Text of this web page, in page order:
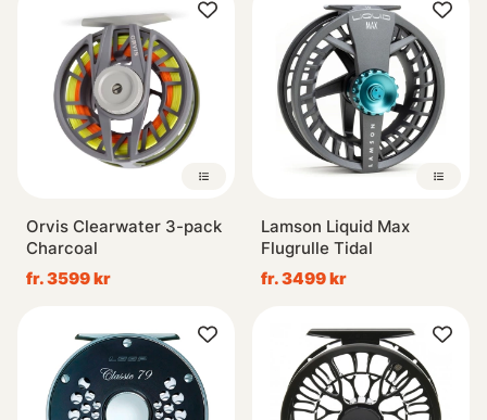
Orvis Clearwater 3-pack
Charcoal
fr. 3599 kr
Lamson Liquid Max
Flugrulle Tidal
fr. 3499 kr